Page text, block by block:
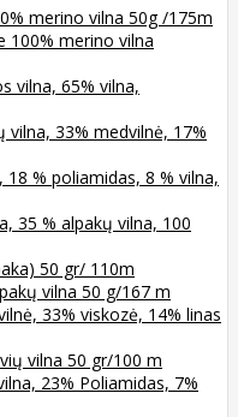
merino vilna 50g /175m
100% merino vilna
vilna, 65% vilna,
vilna, 33% medvilnė, 17%
18 % poliamidas, 8 % vilna,
35 % alpakų vilna, 100
50 gr/ 110m
vilna 50 g/167 m
33% viskozė, 14% linas
vilna 50 gr/100 m
23% Poliamidas, 7%